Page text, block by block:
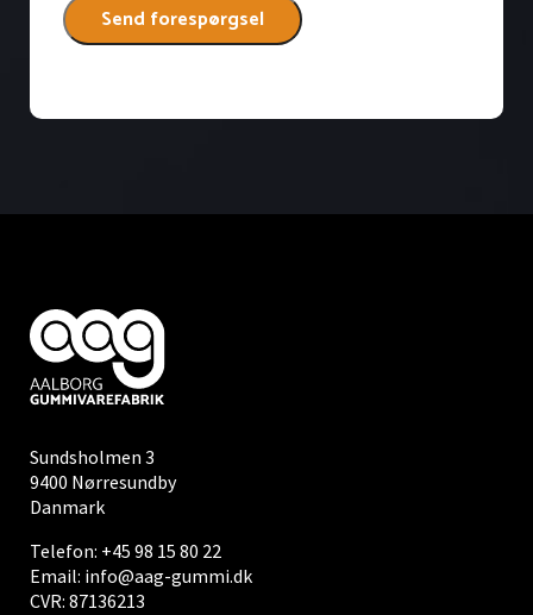
Sundsholmen 3
9400 Nørresundby
Danmark
Telefon: +45 98 15 80 22
Email: info@aag-gummi.dk
CVR: 87136213